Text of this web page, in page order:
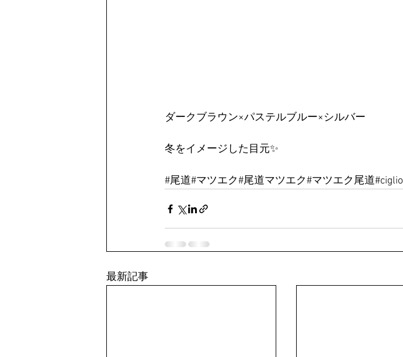
ダークブラウン×パステルブルー×シルバー
冬をイメージした目元✨
#尾道#マツエク#尾道マツエク#マツエク尾道#ciglio
最新記事